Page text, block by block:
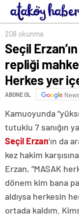
hesabı Seçil öder
208 okunma
Seçil
repliği
Herkes yer
ABONE OL News
Kamuoyunda
tutuklu 7 sanığın
Seçil Erzan‘ın da
kez hakim
Erzan, “MASAK
dönem kim bana
aldıysa herkesin
ortada kaldım.